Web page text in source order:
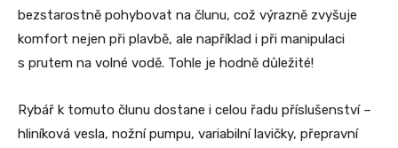
bezstarostně pohybovat na člunu, což výrazně zvyšuje
komfort nejen při plavbě, ale například i při manipulaci
s prutem na volné vodě. Tohle je hodně důležité!
Rybář k tomuto člunu dostane i celou řadu příslušenství –
hliníková vesla, nožní pumpu, variabilní lavičky, přepravní